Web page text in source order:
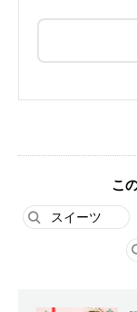
こ
スイーツ